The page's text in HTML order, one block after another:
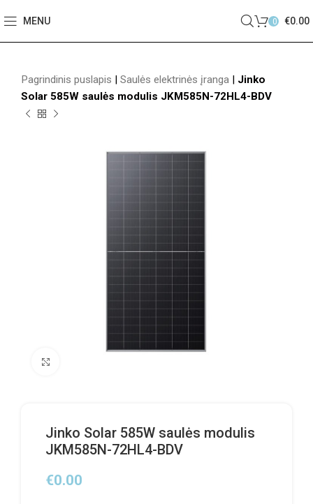
MENU 0 €0.00
Pagrindinis puslapis | Saulės elektrinės įranga | Jinko
Solar 585W saulės modulis JKM585N-72HL4-BDV
Jinko Solar 585W saulės modulis
JKM585N-72HL4-BDV
€0.00